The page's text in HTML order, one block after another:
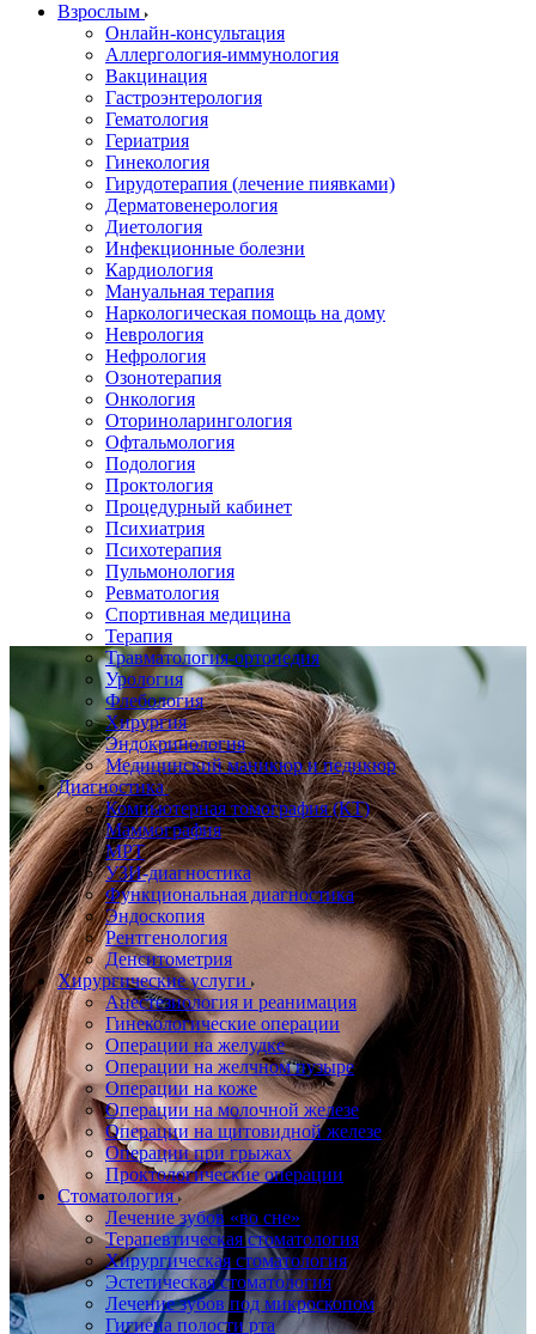
Взрослым
Онлайн-консультация
Аллергология-иммунология
Вакцинация
Гастроэнтерология
Гематология
Гериатрия
Гинекология
Гирудотерапия (лечение пиявками)
Дерматовенерология
Диетология
Инфекционные болезни
Кардиология
Мануальная терапия
Наркологическая помощь на дому
Неврология
Нефрология
Озонотерапия
Онкология
Оториноларингология
Офтальмология
Подология
Проктология
Процедурный кабинет
Психиатрия
Психотерапия
Пульмонология
Ревматология
Спортивная медицина
Терапия
Травматология-ортопедия
Урология
Флебология
Хирургия
Эндокринология
Медицинский маникюр и педикюр
Диагностика
Компьютерная томография (КТ)
Маммография
МРТ
УЗИ-диагностика
Функциональная диагностика
Эндоскопия
Рентгенология
Денситометрия
Хирургические услуги
Анестезиология и реанимация
Гинекологические операции
Операции на желудке
Операции на желчном пузыре
Операции на коже
Операции на молочной железе
Операции на щитовидной железе
Операции при грыжах
Проктологические операции
Стоматология
Лечение зубов «во сне»
Терапевтическая стоматология
Хирургическая стоматология
Эстетическая стоматология
Лечение зубов под микроскопом
Гигиена полости рта